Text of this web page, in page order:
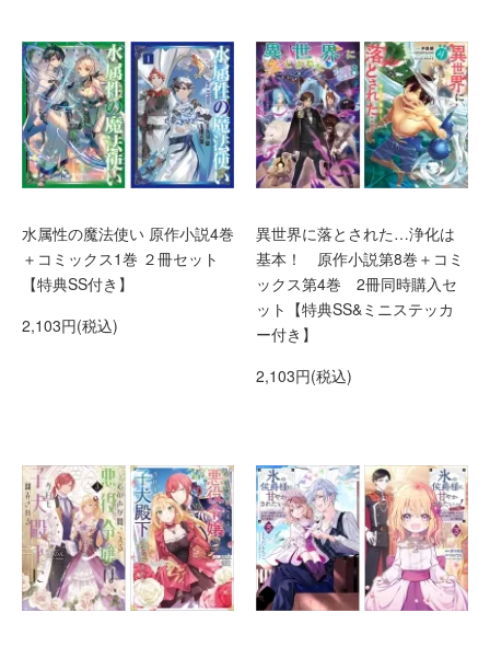
水属性の魔法使い 原作小説4巻
＋コミックス1巻 ２冊セット
【特典SS付き】
2,103円(税込)
異世界に落とされた…浄化は
基本！ 原作小説第8巻＋コミ
ックス第4巻 2冊同時購入セ
ット【特典SS&ミニステッカ
ー付き】
2,103円(税込)